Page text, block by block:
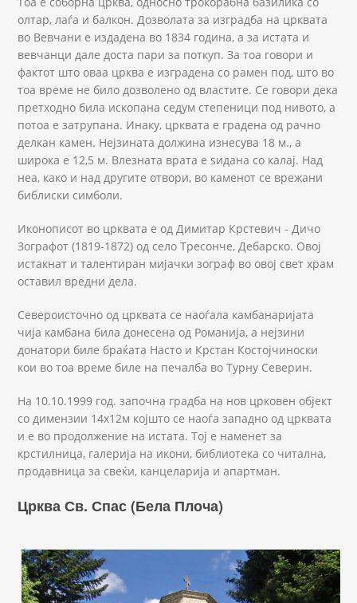
олтар, лаѓа и балкон. Дозволата за изградба на црквата
во Вевчани е издадена во 1834 година, а за истата и
вевчанци дале доста пари за поткуп. За тоа говори и
фактот што оваа црква е изградена со рамен под, што во
тоа време не било дозволено од властите. Се говори дека
претходно била ископана седум степеници под нивото, а
потоа е затрупана. Инаку, црквата е градена од рачно
делкан камен. Нејзината должина изнесува 18 м., а
широка е 12,5 м. Влезната врата е ѕидана со калај. Над
неа, како и над другите отвори, во каменот се врежани
библиски симболи.
Иконописот во црквата е од Димитар Крстевич - Дичо
Зографот (1819-1872) од село Тресонче, Дебарско. Овој
истакнат и талентиран мијачки зограф во овој свет храм
оставил вредни дела.
Североисточно од црквата се наоѓала камбанаријата
чија камбана била донесена од Романија, а нејзини
донатори биле браќата Насто и Крстан Костојчиноски
кои во тоа време биле на печалба во Турну Северин.
На 10.10.1999 год. започна градба на нов црковен објект
со димензии 14х12м којшто се наоѓа западно од црквата
и е во продолжение на истата. Тој е наменет за
крстилница, галерија на икони, библиотека со читална,
продавница за свеќи, канцеларија и апартман.
Црква Св. Спас (Бела Плоча)
sv spas dolen.jpg